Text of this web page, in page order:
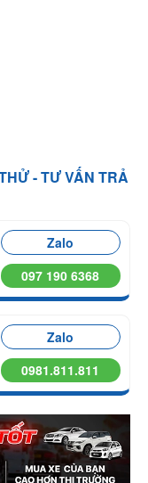
- TƯ VẤN TRẢ
Zalo
097 190 6368
Zalo
0981.811.811